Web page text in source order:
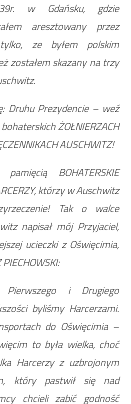
w Gdańsku, gdzie
aresztowany przez
ze byłem polskim
zostałem skazany na trzy
Druhu Prezydencie – weź
ŻOŁNIERZACH
AUSCHWITZ!
BOHATERSKIE
którzy w Auschwitz
Tak o walce
napisał mój Przyjaciel,
ucieczki z Oświęcimia,
i Drugiego
byliśmy Harcerzami.
do Oświęcimia –
to była wielka, choć
Harcerzy z uzbrojonym
który pastwił się nad
chcieli zabić godność